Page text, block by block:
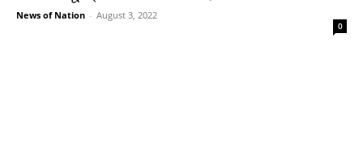
News of Nation - August 3, 2022
0